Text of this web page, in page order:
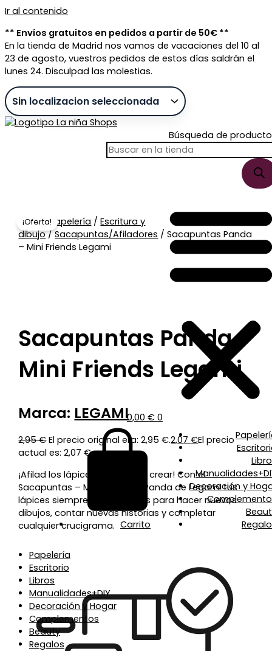
Ir al contenido
** Envíos gratuitos en pedidos a partir de 50€ **
En la tienda de Madrid nos vamos de vacaciones del 10 al
23 de agosto, vuestros pedidos de estos días saldrán el
lunes 24. Disculpad las molestias.
Búsqueda de
0,00 € 0
Carrito
Decoración y
Papelería
Escritorio
Libros
Manualidades+DIY
Decoración y Hogar
Complementos
Beauty
Regalos
Inicio/Papelería /Escritura y
dibujo/Sacapuntas/Afiladores / Sacapuntas Panda
– Mini Friends Legami
¡Oferta!
Sacapuntas Panda –
Mini Friends Legami
Marca: LEGAMI
2,95€ El precio original era: 2,95 €.2,07€El precio
actual es: 2,07 €.
¡Afilad los lápices, es hora de crear! Con el
Sacapuntas – Mini Friends – Panda de Legami tus
lápices siempre estarán listos para hacer nuevos
dibujos, contar nuevas historias y completar
cualquier crucigrama.